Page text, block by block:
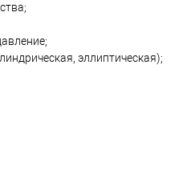
эллиптическая);